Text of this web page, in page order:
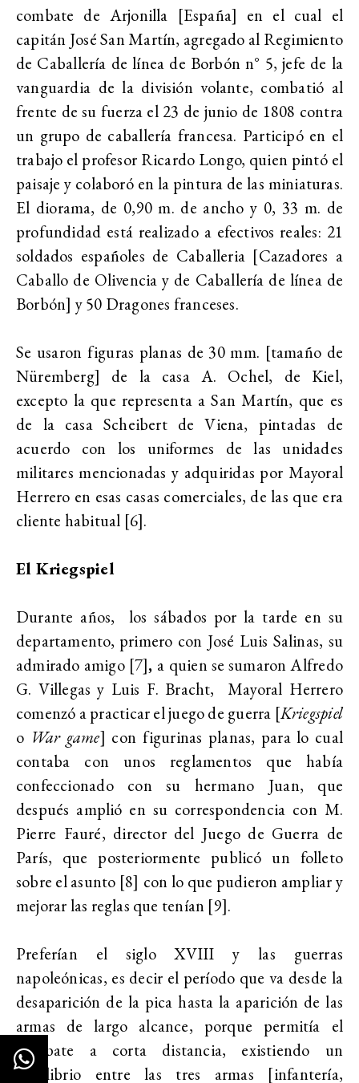
combate de Arjonilla [España] en el cual el
capitán José San Martín, agregado al Regimiento
de Caballería de línea de Borbón n° 5, jefe de la
vanguardia de la división volante, combatió al
frente de su fuerza el 23 de junio de 1808 contra
un grupo de caballería francesa. Participó en el
trabajo el profesor Ricardo Longo, quien pintó el
paisaje y colaboró en la pintura de las miniaturas.
El diorama, de 0,90 m. de ancho y 0, 33 m. de
profundidad está realizado a efectivos reales: 21
soldados españoles de Caballeria [Cazadores a
Caballo de Olivencia y de Caballería de línea de
Borbón] y 50 Dragones franceses.
Se usaron figuras planas de 30 mm. [tamaño de
Nüremberg] de la casa A. Ochel, de Kiel,
excepto la que representa a San Martín, que es
de la casa Scheibert de Viena, pintadas de
acuerdo con los uniformes de las unidades
militares mencionadas y adquiridas por Mayoral
Herrero en esas casas comerciales, de las que era
cliente habitual [6].
El Kriegspiel
Durante años, los sábados por la tarde en su
departamento, primero con José Luis Salinas, su
admirado amigo [7], a quien se sumaron Alfredo
G. Villegas y Luis F. Bracht, Mayoral Herrero
comenzó a practicar el juego de guerra [Kriegspiel
o War game] con figurinas planas, para lo cual
contaba con unos reglamentos que había
confeccionado con su hermano Juan, que
después amplió en su correspondencia con M.
Pierre Fauré, director del Juego de Guerra de
París, que posteriormente publicó un folleto
sobre el asunto [8] con lo que pudieron ampliar y
mejorar las reglas que tenían [9].
Preferían el siglo XVIII y las guerras
napoleónicas, es decir el período que va desde la
desaparición de la pica hasta la aparición de las
armas de largo alcance, porque permitía el
combate a corta distancia, existiendo un
equilibrio entre las tres armas [infantería,